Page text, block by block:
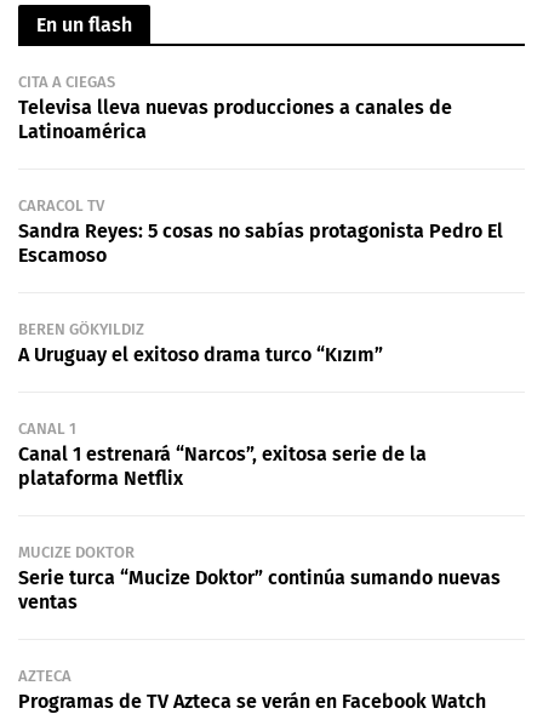
En un flash
CITA A CIEGAS
Televisa lleva nuevas producciones a canales de
Latinoamérica
CARACOL TV
Sandra Reyes: 5 cosas no sabías protagonista Pedro El
Escamoso
BEREN GÖKYILDIZ
A Uruguay el exitoso drama turco “Kızım”
CANAL 1
Canal 1 estrenará “Narcos”, exitosa serie de la
plataforma Netflix
MUCIZE DOKTOR
Serie turca “Mucize Doktor” continúa sumando nuevas
ventas
AZTECA
Programas de TV Azteca se verán en Facebook Watch